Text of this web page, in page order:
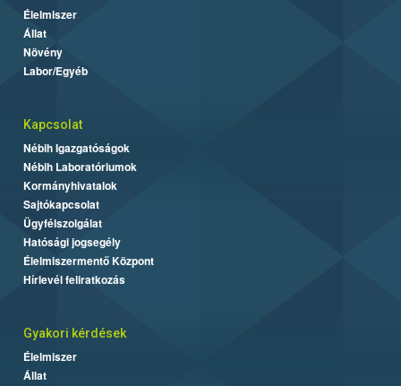
Élelmiszer
Állat
Növény
Labor/Egyéb
Kapcsolat
Nébih Igazgatóságok
Nébih Laboratóriumok
Kormányhivatalok
Sajtókapcsolat
Ügyfélszolgálat
Hatósági jogsegély
Élelmiszermentő Központ
Hírlevél feliratkozás
Gyakori kérdések
Élelmiszer
Állat